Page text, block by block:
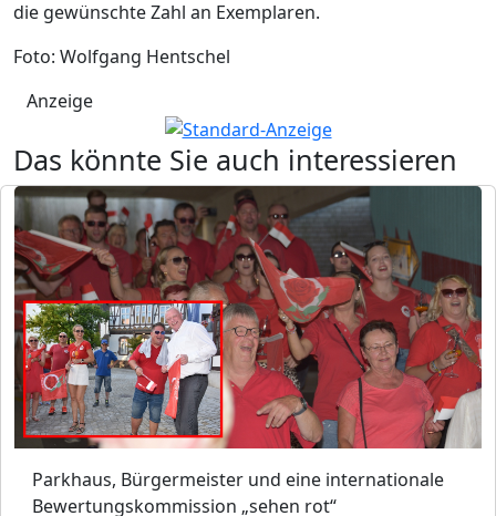
die gewünschte Zahl an Exemplaren.
Foto: Wolfgang Hentschel
Anzeige
Das könnte Sie auch interessieren
Parkhaus, Bürgermeister und eine internationale
Bewertungskommission „sehen rot“